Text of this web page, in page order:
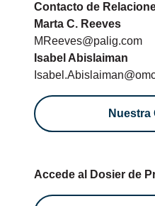
Contacto de
Marta C. Reeves
MReeves@palig.com
Isabel Abislaiman
Nuestra
Accede al Dosier de